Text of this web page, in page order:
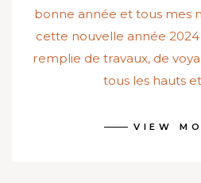
bonne année et tous mes
cette nouvelle année 2024
remplie de travaux, de
tous les hauts et
VIEW